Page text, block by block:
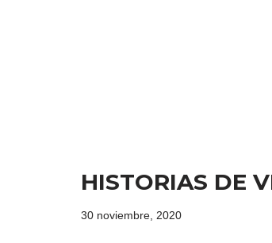
HISTORIAS DE
30 noviembre, 2020